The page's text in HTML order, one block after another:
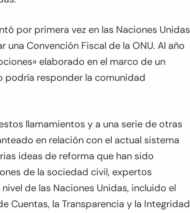
por primera vez en las Naciones Unidas
Convención Fiscal de la ONU. Al año
elaborado en el marco de un
podría responder la comunidad
llamamientos y a una serie de otras
en relación con el actual sistema
ideas de reforma que han sido
de la sociedad civil, expertos
de las Naciones Unidas, incluido el
Cuentas, la Transparencia y la Integridad